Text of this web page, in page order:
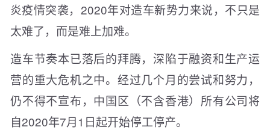
炎疫情突袭，2020年对造车新势力来说，不只是
太难了，而是难上加难。
造车节奏本已落后的拜腾，深陷于融资和生产运
营的重大危机之中。经过几个月的尝试和努力，
仍不得不宣布，中国区（不含香港）所有公司将
自2020年7月1日起开始停工停产。